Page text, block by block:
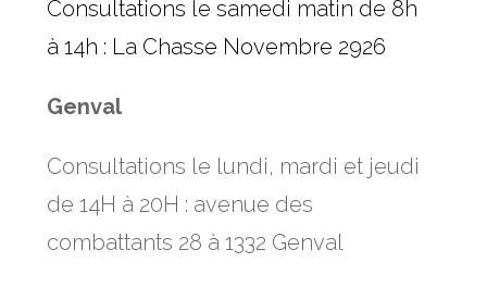
Consultations le samedi matin de 8h
à 14h : La Chasse Novembre 2926
Genval
Consultations le lundi, mardi et jeudi
de 14H à 20H : avenue des
combattants 28 à 1332 Genval